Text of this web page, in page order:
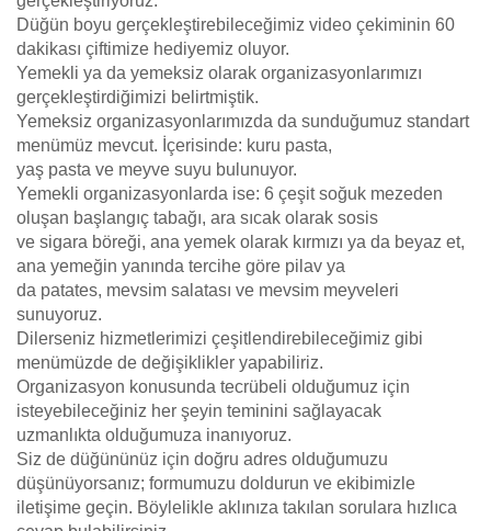
Düğün boyu gerçekleştirebileceğimiz video çekiminin 60
dakikası çiftimize hediyemiz oluyor.
Yemekli ya da yemeksiz olarak organizasyonlarımızı
gerçekleştirdiğimizi belirtmiştik.
Yemeksiz organizasyonlarımızda da sunduğumuz standart
menümüz mevcut. İçerisinde: kuru pasta,
yaş pasta ve meyve suyu bulunuyor.
Yemekli organizasyonlarda ise: 6 çeşit soğuk mezeden
oluşan başlangıç tabağı, ara sıcak olarak sosis
ve sigara böreği, ana yemek olarak kırmızı ya da beyaz et,
ana yemeğin yanında tercihe göre pilav ya
da patates, mevsim salatası ve mevsim meyveleri
sunuyoruz.
Dilerseniz hizmetlerimizi çeşitlendirebileceğimiz gibi
menümüzde de değişiklikler yapabiliriz.
Organizasyon konusunda tecrübeli olduğumuz için
isteyebileceğiniz her şeyin teminini sağlayacak
uzmanlıkta olduğumuza inanıyoruz.
Siz de düğününüz için doğru adres olduğumuzu
düşünüyorsanız; formumuzu doldurun ve ekibimizle
iletişime geçin. Böylelikle aklınıza takılan sorulara hızlıca